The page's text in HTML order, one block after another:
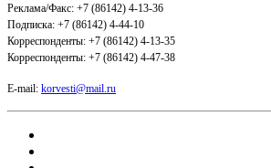
Реклама/Факс: +7 (86142) 4-13-36
Подписка: +7 (86142) 4-44-10
Корреспонденты: +7 (86142) 4-13-35
Корреспонденты: +7 (86142) 4-47-38
E-mail: korvesti@mail.ru